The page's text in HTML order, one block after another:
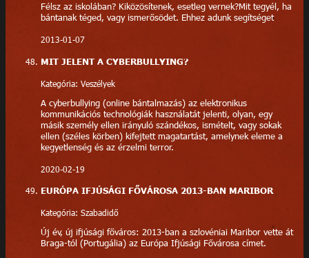
Félsz az iskolában? Kiközösítenek, esetleg vernek?Mit tegyél, ha
bántanak téged, vagy ismerősödet. Ehhez adunk segítséget
2013-01-07
MIT JELENT A CYBERBULLYING?
Kategória: Veszélyek
A cyberbullying (online bántalmazás) az elektronikus
kommunikációs technológiák használatát jelenti, olyan, egy
másik személy ellen irányuló szándékos, ismételt, vagy sokak
ellen (széles körben) kifejtett magatartást, amelynek eleme a
kegyetlenség és az érzelmi terror.
2020-02-19
EURÓPA IFJÚSÁGI FŐVÁROSA 2013-BAN MARIBOR
Kategória: Szabadidő
Új év, új ifjúsági főváros: 2013-ban a szlovéniai Maribor vette át
Braga-tól (Portugália) az Európa Ifjúsági Fővárosa címet.